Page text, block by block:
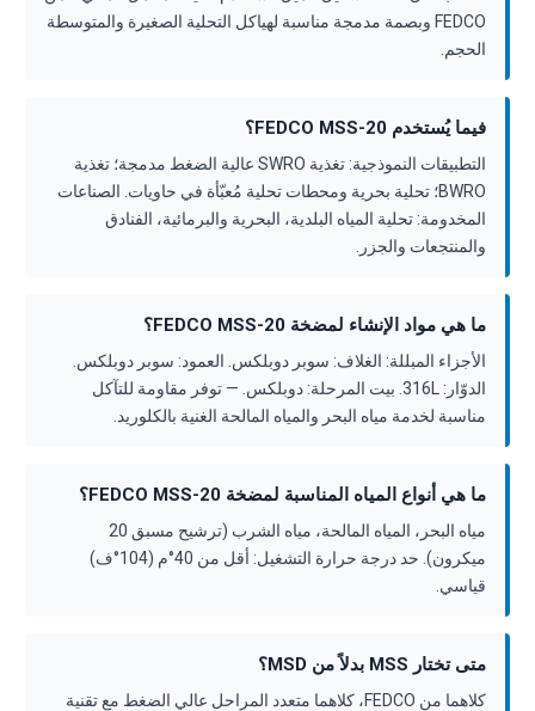
FEDCO وبصمة مدمجة مناسبة لهياكل التحلية الصغيرة والمتوسطة
الحجم.
فيما يُستخدم FEDCO MSS-20؟
التطبيقات النموذجية: تغذية SWRO عالية الضغط مدمجة؛ تغذية
BWRO؛ تحلية بحرية ومحطات تحلية مُعبّأة في حاويات. الصناعات
المخدومة: تحلية المياه البلدية، البحرية والبرمائية، الفنادق
والمنتجعات والجزر.
ما هي مواد الإنشاء لمضخة FEDCO MSS-20؟
الأجزاء المبللة: الغلاف: سوبر دوبلكس. العمود: سوبر دوبلكس.
الدوّار: 316L. بيت المرحلة: دوبلكس. — توفر مقاومة للتآكل
مناسبة لخدمة مياه البحر والمياه المالحة الغنية بالكلوريد.
ما هي أنواع المياه المناسبة لمضخة FEDCO MSS-20؟
مياه البحر، المياه المالحة، مياه الشرب (ترشيح مسبق 20
ميكرون). حد درجة حرارة التشغيل: أقل من 40°م (104°ف)
قياسي.
متى تختار MSS بدلاً من MSD؟
كلاهما من FEDCO، كلاهما متعدد المراحل عالي الضغط مع تقنية